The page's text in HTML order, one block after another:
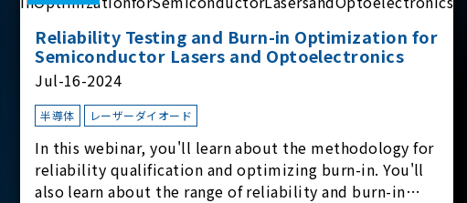
Reliability Testing and Burn-in Optimization for
Semiconductor Lasers and Optoelectronics
Jul-16-2024
半導体 レーザーダイオード
In this webinar, you'll learn about the methodology for
reliability qualification and optimizing burn-in. You'll
also learn about the range of reliability and burn-in